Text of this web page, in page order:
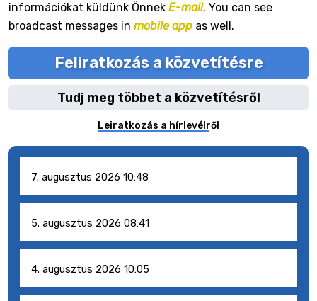
információkat küldünk Önnek E-mail. You can see
broadcast messages in mobile app as well.
Feliratkozás a közvetítésre
Tudj meg többet a közvetítésről
Leiratkozás a hírlevélről
7. augusztus 2026 10:48
5. augusztus 2026 08:41
4. augusztus 2026 10:05